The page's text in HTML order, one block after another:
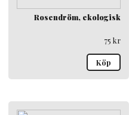
Rosendröm, ekologisk
75 kr
Köp